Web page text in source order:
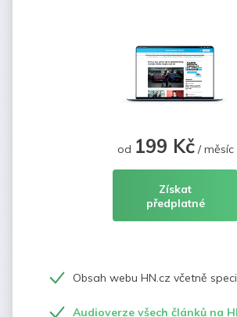
od 199 Kč/ měsíc
Získat
předplatné
Obsah webu HN.cz včetně
Audioverze všech článků na